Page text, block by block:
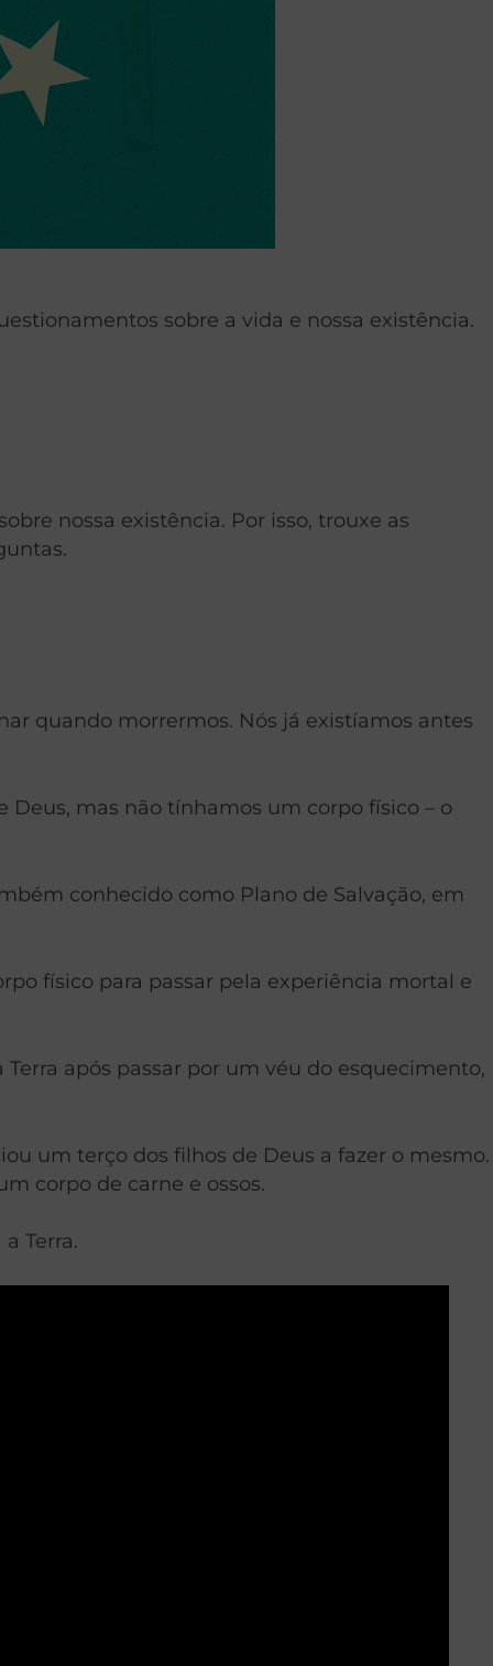
sobre a vida e nossa existência.
nossa existência. Por isso, trouxe as
quando morrermos. Nós já existíamos antes
Deus, mas não tínhamos um corpo físico – o
conhecido como Plano de Salvação, em
físico para passar pela experiência mortal e
após passar por um véu do esquecimento,
um terço dos filhos de Deus a fazer o mesmo.
corpo de carne e ossos.
Terra.